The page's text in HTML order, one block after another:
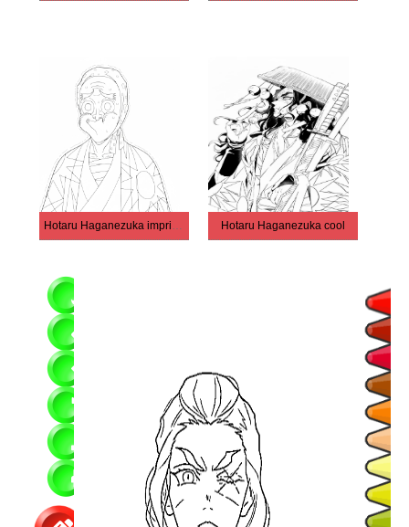
Hotaru Haganezuka imprimable Hotaru Haganezuka cool